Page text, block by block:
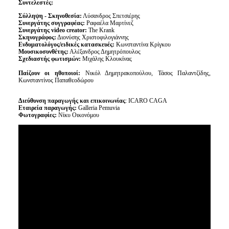
Συντελεστές:
Σύλληψη - Σκηνοθεσία: Λύσανδρος Σπετσιέρης
Συνεργάτης συγγραφέας: Ραφαέλα Μαρτίνεζ
Συνεργάτης video creator: The Krank
Σκηνογράφος: Διονύσης Χριστοφιλογιάννης
Ενδυματολόγος/ειδικές κατασκευές: Κωνσταντίνα Κρίγκου
Μουσικοσυνθέτης: Αλέξανδρος Δημητρόπουλος
Σχεδιαστής φωτισμών: Μιχάλης Κλουκίνας
Παίζουν οι ηθοποιοί: Νικόλ Δημητρακοπούλου, Τάσος Παλαντζίδης,
Κωνσταντίνος Παπαθεοδώρου
Διεύθυνση παραγωγής και επικοινωνίας: ICARO CAGA
Εταιρεία παραγωγής: Galleria Pemuvia
Φωτογραφίες: Νίκυ Οικονόμου